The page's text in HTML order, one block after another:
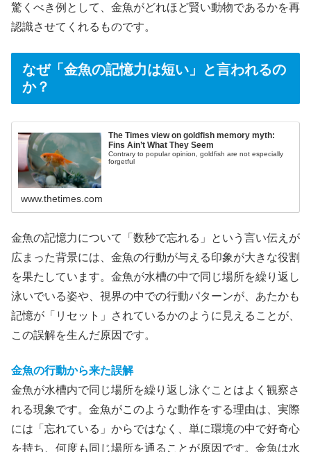
驚くべき例として、金魚がどれほど賢い動物であるかを再
認識させてくれるものです。
なぜ「金魚の記憶力は短い」と言われるの
か？
The Times view on goldfish memory myth:
Fins Ain’t What They Seem
Contrary to popular opinion, goldfish are not especially
forgetful
www.thetimes.com
金魚の記憶力について「数秒で忘れる」という言い伝えが
広まった背景には、金魚の行動が与える印象が大きな役割
を果たしています。金魚が水槽の中で同じ場所を繰り返し
泳いでいる姿や、視界の中での行動パターンが、あたかも
記憶が「リセット」されているかのように見えることが、
この誤解を生んだ原因です。
金魚の行動から来た誤解
金魚が水槽内で同じ場所を繰り返し泳ぐことはよく観察さ
れる現象です。金魚がこのような動作をする理由は、実際
には「忘れている」からではなく、単に環境の中で好奇心
を持ち、何度も同じ場所を通ることが原因です。金魚は水